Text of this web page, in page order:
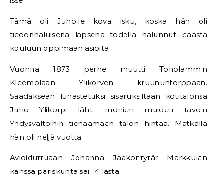
Tämä oli Juholle kova isku, koska hän oli
tiedonhaluisena lapsena todella halunnut päästä
kouluun oppimaan asioita.
Vuonna 1873 perhe muutti Toholammin
Kleemolaan Ylikorven kruununtorppaan.
Saadakseen lunastetuksi sisaruksiltaan kotitalonsa
Juho Ylikorpi lähti monien muiden tavoin
Yhdysvaltoihin tienaamaan talon hintaa. Matkalla
hän oli neljä vuotta.
Avioiduttuaan Johanna Jaakontytär Markkulan
kanssa pariskunta sai 14 lasta.